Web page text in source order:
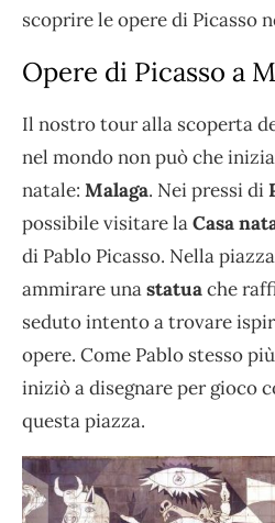
scoprire le opere di Picasso
Opere di Picasso a
Il nostro tour alla scoperta
nel mondo non può che
natale: Malaga. Nei pressi di
possibile visitare laCasa
di Pablo Picasso. Nella
ammirare unastatuache
seduto intento a trovare
opere. Come Pablo stesso
iniziò a disegnare per gioco
questa piazza.